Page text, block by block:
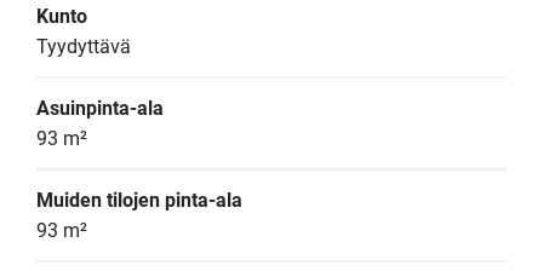
Kunto
Tyydyttävä
Asuinpinta-ala
93 m²
Muiden tilojen pinta-ala
93 m²